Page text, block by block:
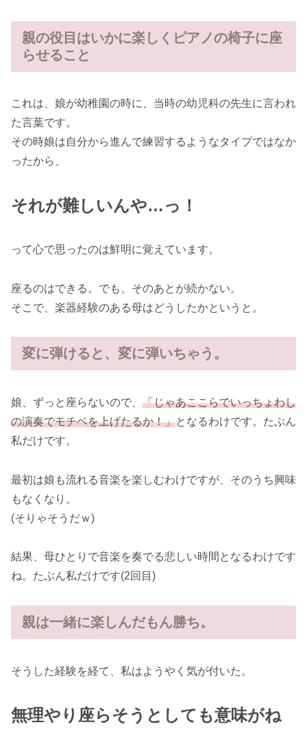
親の役目はいかに楽しくピアノの椅子に座
らせること
これは、娘が幼稚園の時に、当時の幼児科の先生に言われ
た言葉です。
その時娘は自分から進んで練習するようなタイプではなか
ったから、
それが難しいんや…っ！
って心で思ったのは鮮明に覚えています。
座るのはできる。でも、そのあとが続かない。
そこで、楽器経験のある母はどうしたかというと。
変に弾けると、変に弾いちゃう。
娘、ずっと座らないので、 「じゃあここらでいっちょわし
の演奏でモチベを上げたるか！」となるわけです。たぶん
私だけです。
最初は娘も流れる音楽を楽しむわけですが、そのうち興味
もなくなり。
(そりゃそうだｗ)
結果、母ひとりで音楽を奏でる悲しい時間となるわけです
ね。たぶん私だけです(2回目)
親は一緒に楽しんだもん勝ち。
そうした経験を経て、私はようやく気が付いた。
無理やり座らそうとしても意味がね